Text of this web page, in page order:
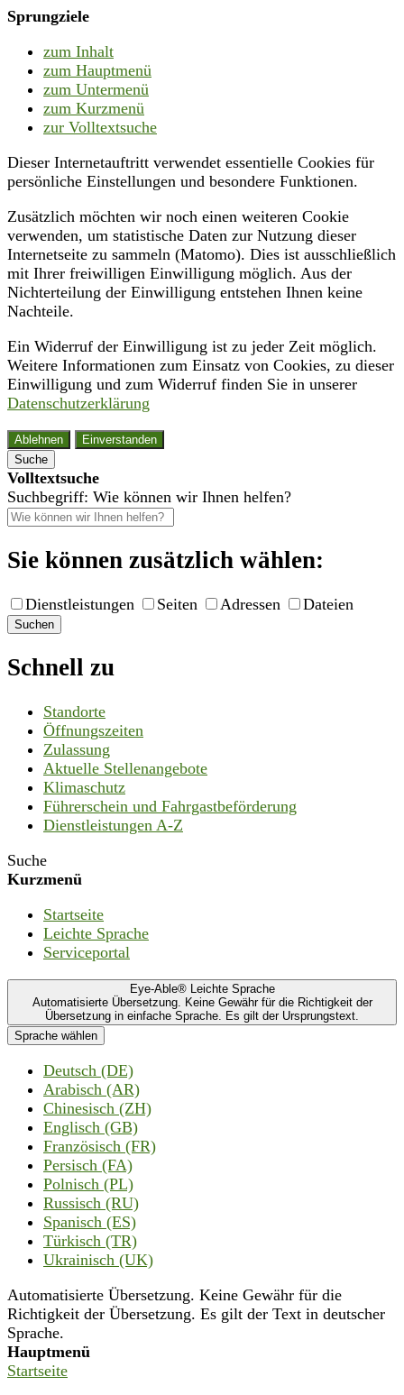
Sprungziele
zum Inhalt
zum Hauptmenü
zum Untermenü
zum Kurzmenü
zur Volltextsuche
Dieser Internetauftritt verwendet essentielle Cookies für
persönliche Einstellungen und besondere Funktionen.
Zusätzlich möchten wir noch einen weiteren Cookie
verwenden, um statistische Daten zur Nutzung dieser
Internetseite zu sammeln (Matomo). Dies ist ausschließlich
mit Ihrer freiwilligen Einwilligung möglich. Aus der
Nichterteilung der Einwilligung entstehen Ihnen keine
Nachteile.
Ein Widerruf der Einwilligung ist zu jeder Zeit möglich.
Weitere Informationen zum Einsatz von Cookies, zu dieser
Einwilligung und zum Widerruf finden Sie in unserer
Datenschutzerklärung
Ablehnen
Einverstanden
Suche
Volltextsuche
Suchbegriff: Wie können wir Ihnen helfen?
Sie können zusätzlich wählen:
Dienstleistungen Seiten Adressen Dateien
Suchen
Schnell zu
Standorte
Öffnungszeiten
Zulassung
Aktuelle Stellenangebote
Klimaschutz
Führerschein und Fahrgastbeförderung
Dienstleistungen A-Z
Suche
Kurzmenü
Startseite
Leichte Sprache
Serviceportal
Eye-Able® Leichte Sprache
Automatisierte Übersetzung. Keine Gewähr für die Richtigkeit der
Übersetzung in einfache Sprache. Es gilt der Ursprungstext.
Sprache wählen
Deutsch (DE)
Arabisch (AR)
Chinesisch (ZH)
Englisch (GB)
Französisch (FR)
Persisch (FA)
Polnisch (PL)
Russisch (RU)
Spanisch (ES)
Türkisch (TR)
Ukrainisch (UK)
Automatisierte Übersetzung. Keine Gewähr für die
Richtigkeit der Übersetzung. Es gilt der Text in deutscher
Sprache.
Hauptmenü
Startseite